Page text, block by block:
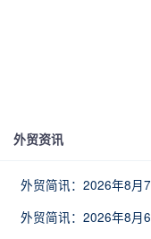
外贸资讯